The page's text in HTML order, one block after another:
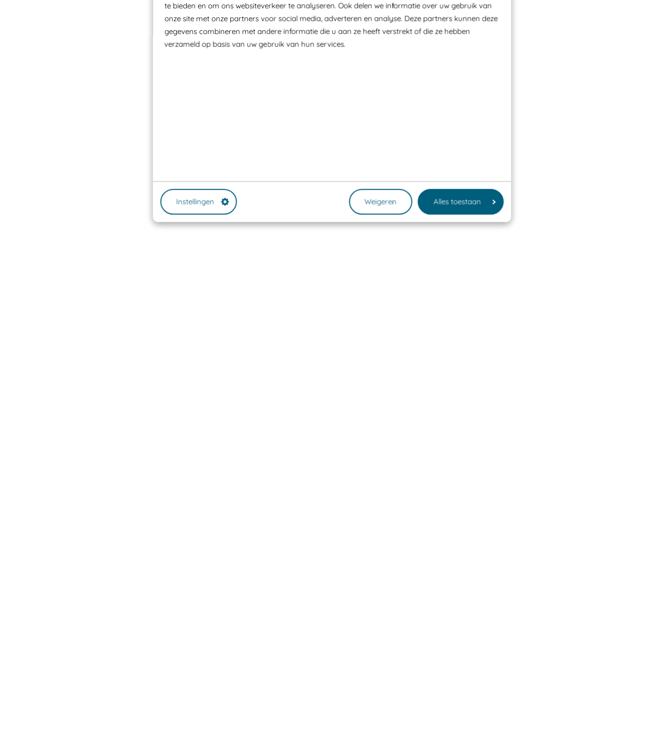
te bieden en om ons websiteverkeer te analyseren. Ook delen we informatie over uw gebruik van
onze site met onze partners voor social media, adverteren en analyse. Deze partners kunnen deze
gegevens combineren met andere informatie die u aan ze heeft verstrekt of die ze hebben
verzameld op basis van uw gebruik van hun services.
Instellingen Weigeren Alles toestaan